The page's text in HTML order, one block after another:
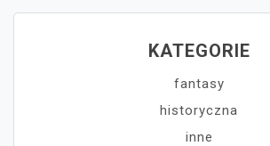
KATEGORIE
fantasy
historyczna
inne